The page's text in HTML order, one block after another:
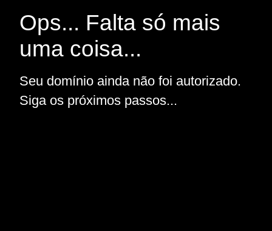
Ops... Falta só mais
uma coisa...
Seu domínio ainda não foi autorizado.
Siga os próximos passos...